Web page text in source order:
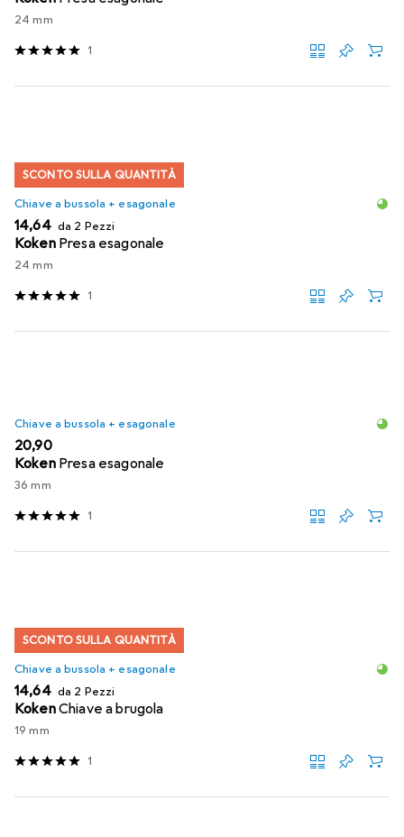
24 mm
1
SCONTO SULLA QUANTITÀ
Chiave a bussola + esagonale
EUR
14,64 da 2 Pezzi
Koken Presa esagonale
24 mm
1
Chiave a bussola + esagonale
EUR
20,90
Koken Presa esagonale
36 mm
1
SCONTO SULLA QUANTITÀ
Chiave a bussola + esagonale
EUR
14,64 da 2 Pezzi
KokenChiave a brugola
19 mm
1